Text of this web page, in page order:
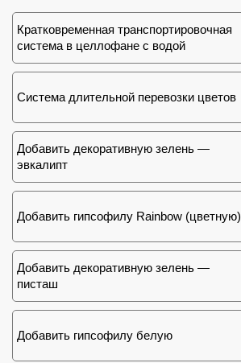
Кратковременная транспортировочная
система в целлофане с водой
Система длительной перевозки цветов
Добавить декоративную зелень —
эвкалипт
Добавить гипсофилу Rainbow (цветную)
Добавить декоративную зелень —
писташ
Добавить гипсофилу белую